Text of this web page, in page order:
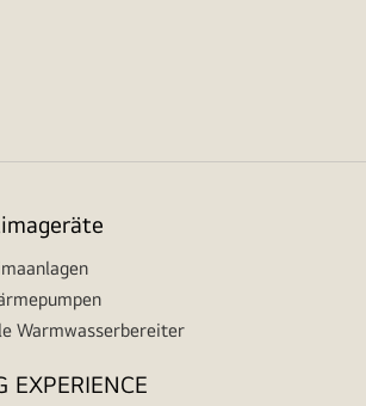
Warmwasserbereiter
EXPERIENCE